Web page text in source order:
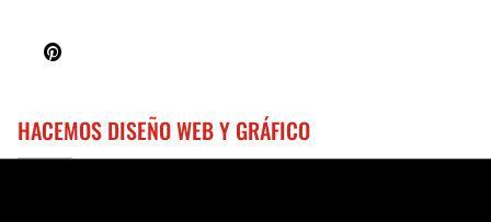
HACEMOS DISEÑO WEB Y GRÁFICO